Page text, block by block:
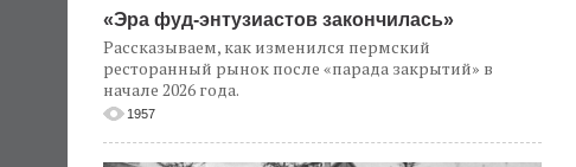
«Эра фуд-энтузиастов закончилась»
Рассказываем, как изменился пермский
ресторанный рынок после «парада закрытий» в
начале 2026 года.
1957